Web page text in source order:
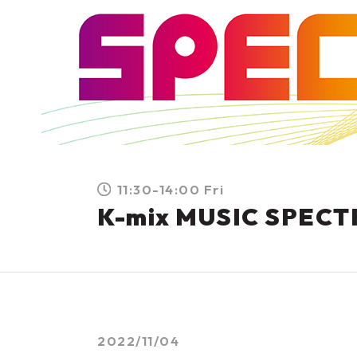
11:30-14:00 Fri
K-mix MUSIC
2022/11/04